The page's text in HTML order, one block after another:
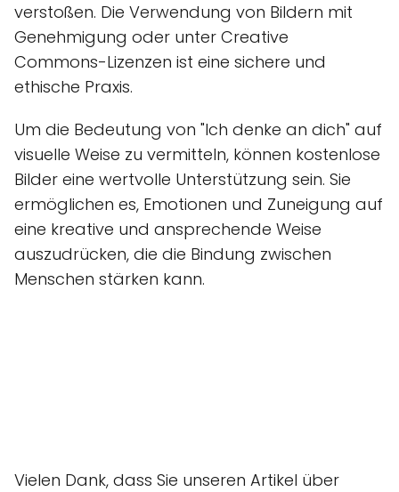
verstoßen. Die Verwendung von Bildern mit
Genehmigung oder unter Creative
Commons-Lizenzen ist eine sichere und
ethische Praxis.
Um die Bedeutung von "Ich denke an dich" auf
visuelle Weise zu vermitteln, können kostenlose
Bilder eine wertvolle Unterstützung sein. Sie
ermöglichen es, Emotionen und Zuneigung auf
eine kreative und ansprechende Weise
auszudrücken, die die Bindung zwischen
Menschen stärken kann.
Vielen Dank, dass Sie unseren Artikel über